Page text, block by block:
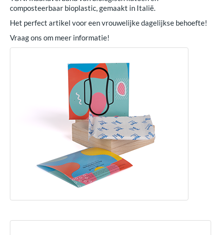
composteerbaar bioplastic, gemaakt in Italië.
Het perfect artikel voor een vrouwelijke dagelijkse behoefte!
Vraag ons om meer informatie!